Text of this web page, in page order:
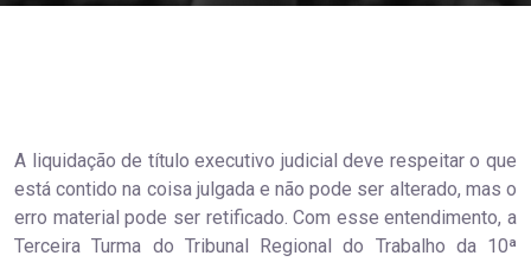
A liquidação de título executivo judicial deve respeitar o que
está contido na coisa julgada e não pode ser alterado, mas o
erro material pode ser retificado. Com esse entendimento, a
Terceira Turma do Tribunal Regional do Trabalho da 10ª